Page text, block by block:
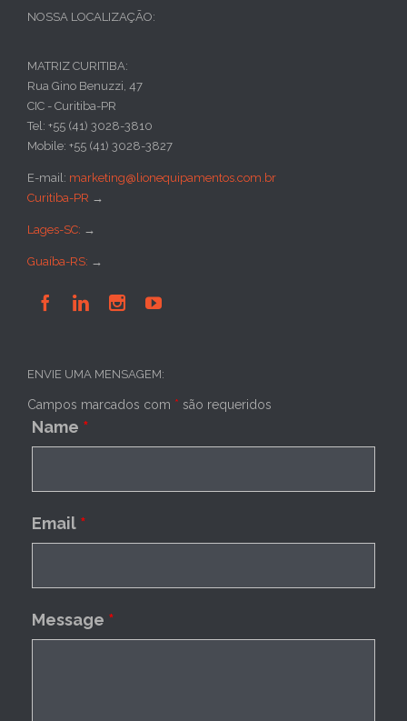
NOSSA LOCALIZAÇÃO:
MATRIZ CURITIBA:
Rua Gino Benuzzi, 47
CIC - Curitiba-PR
Tel: +55 (41) 3028-3810
Mobile: +55 (41) 3028-3827
E-mail: marketing@lionequipamentos.com.br
Curitiba-PR →
Lages-SC: →
Guaíba-RS: →
   
ENVIE UMA MENSAGEM:
Campos marcados com * são requeridos
Name *
Email *
Message *